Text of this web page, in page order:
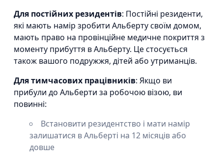
Для постійних резидентів: Постійні резиденти,
які мають намір зробити Альберту своїм домом,
мають право на провінційне медичне покриття з
моменту прибуття в Альберту. Це стосується
також вашого подружжя, дітей або утриманців.
Для тимчасових працівників: Якщо ви
прибули до Альберти за робочою візою, ви
повинні:
Встановити резидентство і мати намір
залишатися в Альберті на 12 місяців або
довше